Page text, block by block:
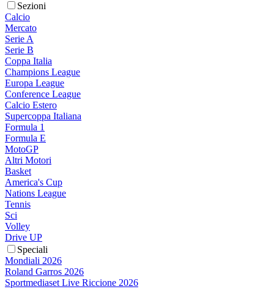
Sezioni
Calcio
Mercato
Serie A
Serie B
Coppa Italia
Champions League
Europa League
Conference League
Calcio Estero
Supercoppa Italiana
Formula 1
Formula E
MotoGP
Altri Motori
Basket
America's Cup
Nations League
Tennis
Sci
Volley
Drive UP
Speciali
Mondiali 2026
Roland Garros 2026
Sportmediaset Live Riccione 2026